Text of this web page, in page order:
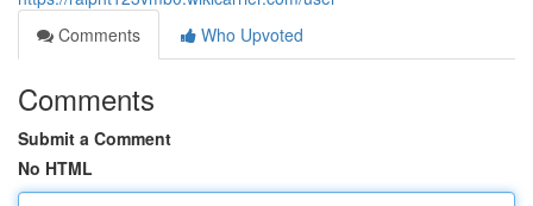
Comments
Who Upvoted
Comments
Submit a Comment
No HTML